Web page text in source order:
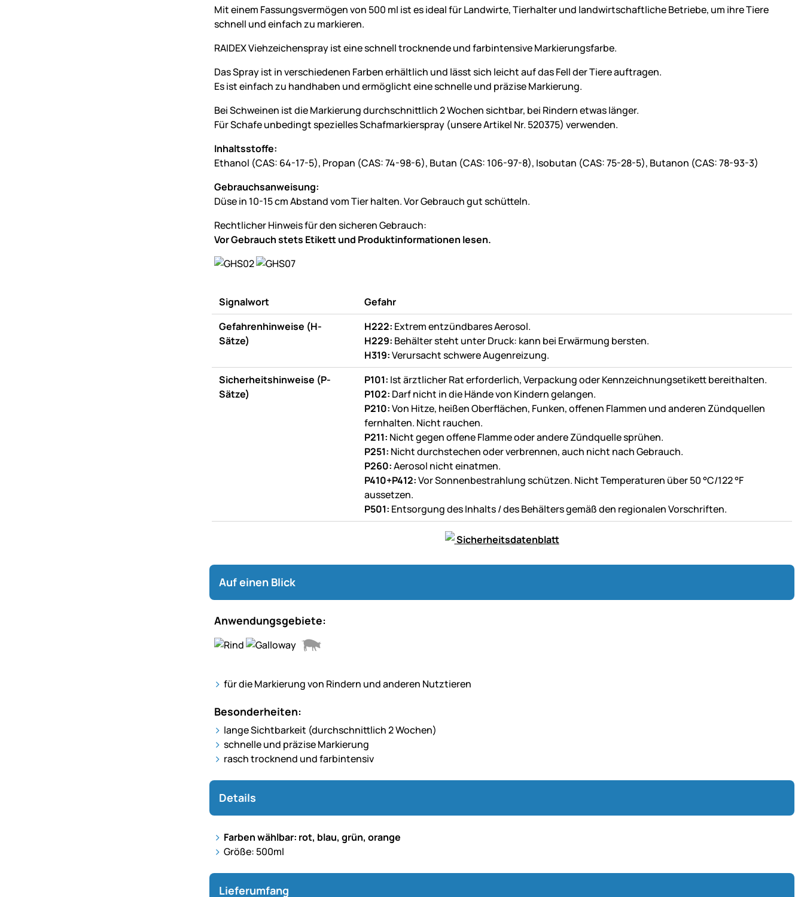
Mit einem Fassungsvermögen von 500 ml ist es ideal für Landwirte, Tierhalter und landwirtschaftliche Betriebe, um ihre Tiere
schnell und einfach zu markieren.
RAIDEX Viehzeichenspray ist eine schnell trocknende und farbintensive Markierungsfarbe.
Das Spray ist in verschiedenen Farben erhältlich und lässt sich leicht auf das Fell der Tiere auftragen.
Es ist einfach zu handhaben und ermöglicht eine schnelle und präzise Markierung.
Bei Schweinen ist die Markierung durchschnittlich 2 Wochen sichtbar, bei Rindern etwas länger.
Für Schafe unbedingt spezielles Schafmarkierspray (unsere Artikel Nr. 520375) verwenden.
Inhaltsstoffe:
Ethanol (CAS: 64-17-5), Propan (CAS: 74-98-6), Butan (CAS: 106-97-8), Isobutan (CAS: 75-28-5), Butanon (CAS: 78-93-3)
Gebrauchsanweisung:
Düse in 10-15 cm Abstand vom Tier halten. Vor Gebrauch gut schütteln.
Rechtlicher Hinweis für den sicheren Gebrauch:
Vor Gebrauch stets Etikett und Produktinformationen lesen.
Signalwort
Gefahr
Gefahrenhinweise (H-
Sätze)
H222: Extrem entzündbares Aerosol.
H229: Behälter steht unter Druck: kann bei Erwärmung bersten.
H319:Verursacht schwere Augenreizung.
Sicherheitshinweise (P-
Sätze)
P101: Ist ärztlicher Rat erforderlich, Verpackung oder Kennzeichnungsetikett bereithalten.
P102: Darf nicht in die Hände von Kindern gelangen.
P210:Von Hitze, heißen Oberflächen, Funken, offenen Flammen und anderen Zündquellen
fernhalten. Nicht rauchen.
P211: Nicht gegen offene Flamme oder andere Zündquelle sprühen.
P251: Nicht durchstechen oder verbrennen, auch nicht nach Gebrauch.
P260:Aerosol nicht einatmen.
P410+P412:Vor Sonnenbestrahlung schützen. Nicht Temperaturen über 50 °C/122 °F
aussetzen.
P501: Entsorgung des Inhalts / des Behälters gemäß den regionalen Vorschriften.
Sicherheitsdatenblatt
Auf einen Blick
Anwendungsgebiete:
für die Markierung von Rindern und anderen Nutztieren
Besonderheiten:
lange Sichtbarkeit (durchschnittlich 2 Wochen)
schnelle und präzise Markierung
rasch trocknend und farbintensiv
Details
Farben wählbar: rot, blau, grün, orange
Größe: 500ml
Lieferumfang